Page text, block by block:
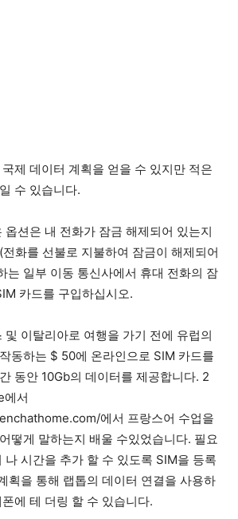
제 데이터 계획을 얻을 수 있지만 적은
수 있습니다.
옵션은 내 전화가 잠금 해제되어 있는지
화를 선불로 지불하여 잠금이 해제되어
는 일부 이동 통신사에서 휴대 전화의 잠
카드를 구입하십시오.
및 이탈리아로 여행을 가기 전에 유럽의
동하는 $ 50에 온라인으로 SIM 카드를
동안 10Gb의 데이터를 제공합니다. 2
에서
에서 프랑스어 수업을
떻게 말하는지 배울 수있었습니다. 필요
나 시간을 추가 할 수 있도록 SIM을 등록
획을 통해 랩톱의 데이터 연결을 사용하
에 테 더링 할 수 있습니다.